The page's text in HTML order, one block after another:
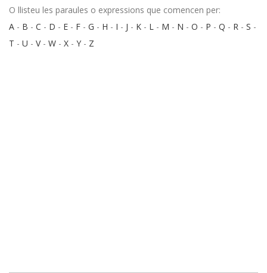
O llisteu les paraules o expressions que comencen per:
A - B - C - D - E - F - G - H - I - J - K - L - M - N - O - P - Q - R - S -
T - U - V- W - X - Y - Z